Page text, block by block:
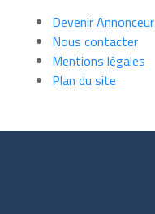
Devenir Annonceur
Nous contacter
Mentions légales
Plan du site